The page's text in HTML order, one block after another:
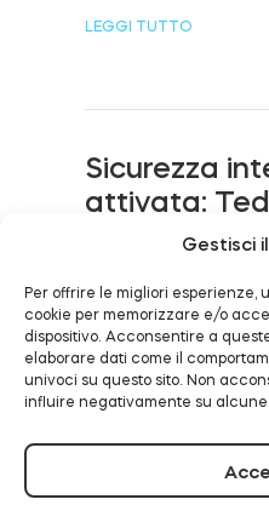
Gestisci
Per offrire le migliori esperienze,
cookie per memorizzare e/o
dispositivo. Acconsentire a
elaborare dati come il
univoci su questo sito. Non
influire negativamente su alcune
Tedee Keypad PRO
Modulo relè
Tedee Dry Contact
LEGGI TUTTO
Sicurezza
attivata:
compatibile
LEGGI TUTTO
Tedee ora
Samsung